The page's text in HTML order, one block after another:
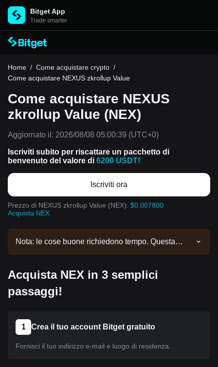
Bitget App
Trade smarter
Home / Come acquistare crypto /
Come acquistare NEXUS zkrollup Value
Come acquistare NEXUS
zkrollup Value (NEX)
Aggiornato il: 2026/08/08 05:00:39 (UTC+0)
Iscriviti subito per riscattare un pacchetto di
benvenuto del valore di 6200 USDT!
Iscriviti ora
Prezzo di NEXUS zkrollup Value (NEX): $0.007800
Acquista NEX
Nota: le cose buone richiedono tempo. Questa
listing. Una volta disponibile su Bitget, puoi seguire
tutorial è valido per tutte le criptovalute listate su
Acquista NEX in 3 semplici
passaggi!
1 Crea il tuo account Bitget gratuito
Fornisci il tuo indirizzo e-mail e luogo di residenza.